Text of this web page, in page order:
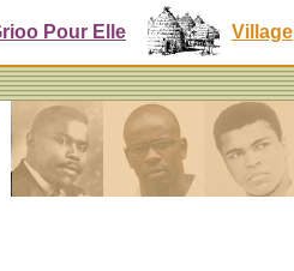
Pour Elle Village